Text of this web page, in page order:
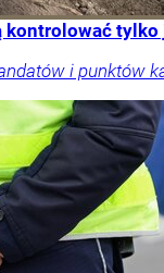
kontrolować tylko
i punktów